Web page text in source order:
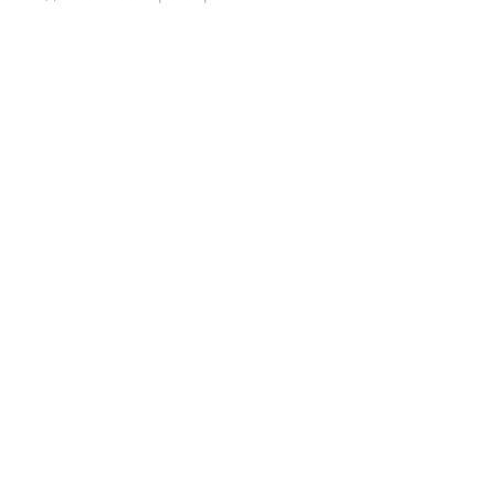
к устройствам без крышки
одновременно, что значительно
который защищает его от
и Bluetooth, что дает
и обеспечивает
отлично подойдет как для